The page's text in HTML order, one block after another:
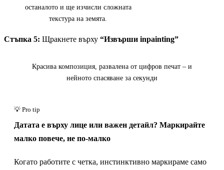
останалото и ще изчисли сложната
текстура на земята.
Стъпка 5: Щракнете върху “Извърши inpainting”
Преди
Красива композиция, развалена от цифров печат – и
нейното спасяване за секунди
Датата е върху лице или важен детайл? Маркирайте
малко повече, не по-малко
Когато работите с четка, инстинктивно маркираме само